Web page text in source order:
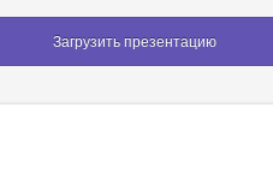
Загрузить презентацию